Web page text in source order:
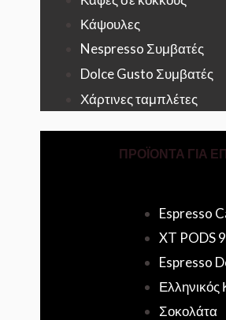
Κάψουλες
Nespresso Συμβατές
Dolce Gusto Συμβατές
Χάρτινες ταμπλέτες
ΠΡΟΪΟΝΤΑ ΓΙΑ
Espresso
XT PODS
Espresso
Ελληνικός
Σοκολάτα